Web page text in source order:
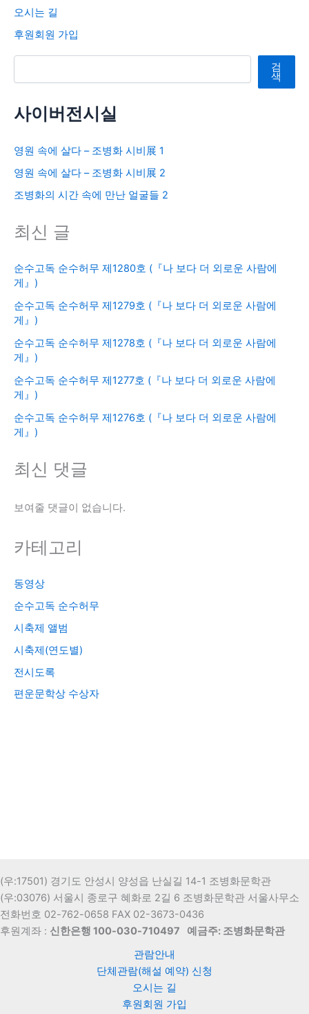
오시는 길
후원회원 가입
검색 검
색
사이버전시실
영원 속에 살다 – 조병화 시비展 1
영원 속에 살다 – 조병화 시비展 2
조병화의 시간 속에 만난 얼굴들 2
최신 글
순수고독 순수허무 제1280호 (『나 보다 더 외로운 사람에
게』)
순수고독 순수허무 제1279호 (『나 보다 더 외로운 사람에
게』)
순수고독 순수허무 제1278호 (『나 보다 더 외로운 사람에
게』)
순수고독 순수허무 제1277호 (『나 보다 더 외로운 사람에
게』)
순수고독 순수허무 제1276호 (『나 보다 더 외로운 사람에
게』)
최신 댓글
보여줄 댓글이 없습니다.
카테고리
동영상
순수고독 순수허무
시축제 앨범
시축제(연도별)
전시도록
편운문학상 수상자
(우:17501) 경기도 안성시 양성읍 난실길 14-1 조병화문학관
(우:03076) 서울시 종로구 혜화로 2길 6 조병화문학관 서울사무소
전화번호 02-762-0658 FAX 02-3673-0436
후원계좌 : 신한은행 100-030-710497
예금주: 조병화문학관
관람안내
단체관람(해설 예약) 신청
오시는 길
후원회원 가입